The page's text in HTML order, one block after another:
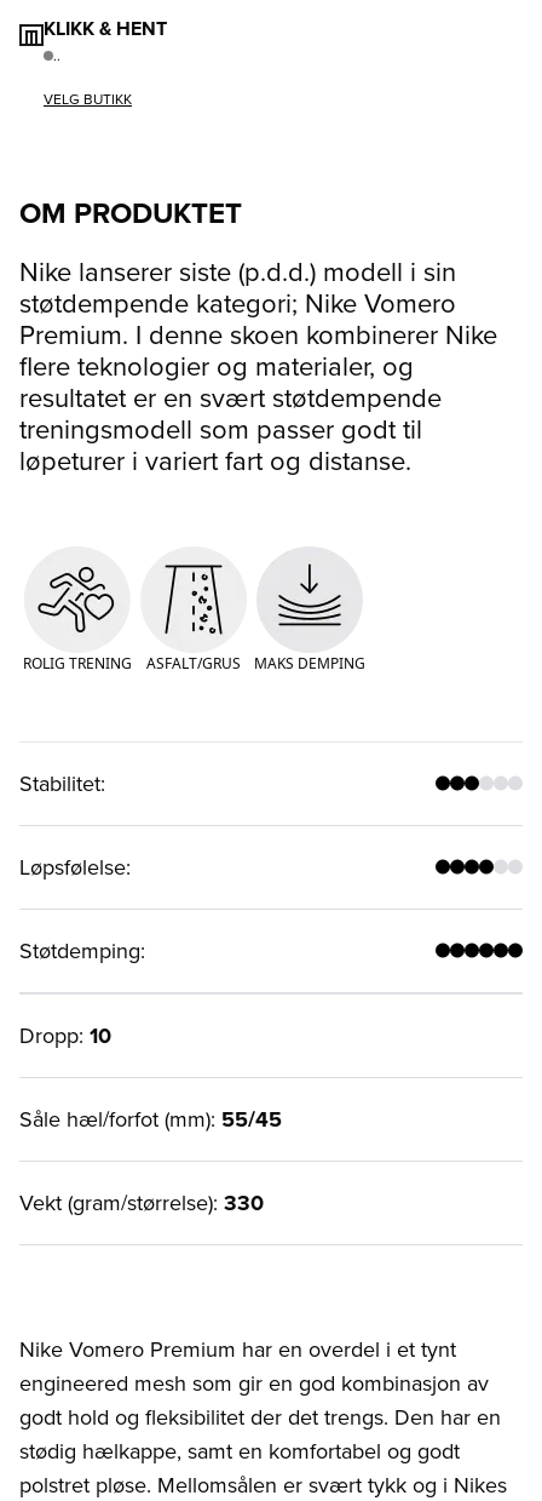
KLIKK & HENT
..
VELG BUTIKK
OM PRODUKTET
Nike lanserer siste (p.d.d.) modell i sin
støtdempende kategori; Nike Vomero
Premium. I denne skoen kombinerer Nike
flere teknologier og materialer, og
resultatet er en svært støtdempende
treningsmodell som passer godt til
løpeturer i variert fart og distanse.
ROLIG TRENING ASFALT/GRUS MAKS DEMPING
Stabilitet:
Løpsfølelse:
Støtdemping:
Dropp: 10
Såle hæl/forfot (mm): 55/45
Vekt (gram/størrelse): 330
Nike Vomero Premium har en overdel i et tynt
engineered mesh som gir en god kombinasjon av
godt hold og fleksibilitet der det trengs. Den har en
stødig hælkappe, samt en komfortabel og godt
polstret pløse. Mellomsålen er svært tykk og i Nikes